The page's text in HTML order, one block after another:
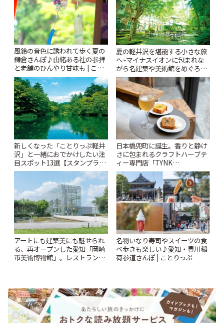
風鈴の音色に誘われて歩く夏の
鎌倉さんぽ♪由緒ある社の参拝
と老舗のひんやり甘味も | こと
りっぷ
夏の軽井沢を堪能する小さな旅
へ~マイナスイオンに包まれな
がら名建築や美術館をめぐろう
~ | ことりっぷ
新しくなった「ことりっぷ軽井
沢」と一緒におでかけしたい注
目スポット13選【スタンプラリ
ー開催中】 | ことりっぷ
日本橋兜町に誕生。香りと静け
さに包まれるクラフトハーブテ
ィー専門店「TYNK
Kabutocho」 | ことりっぷ
アートにも建築美にも魅せられ
る、再オープンした愛知「岡崎
市美術博物館」。レストランや
名物いなり寿司やスイーツの食
べ歩きも楽しい♪愛知・豊川稲
荷参道さんぽ | ことりっぷ